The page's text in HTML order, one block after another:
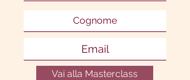
Vai alla Masterclass